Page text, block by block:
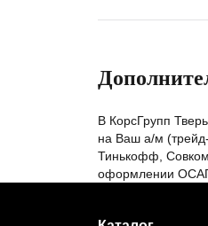
В КорсГрупп
на Ваш а/м
Тинькофф,
оформлении
СКИДКА 85 000
у нас 65